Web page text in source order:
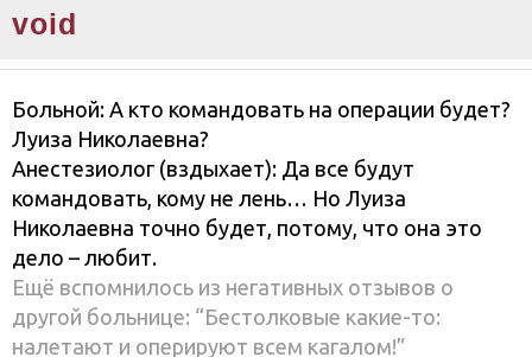
void
Больной: А кто командовать на операции будет?
Луиза Николаевна?
Анестезиолог (вздыхает): Да все будут
командовать, кому не лень… Но Луиза
Николаевна точно будет, потому, что она это
дело – любит.
Ещё вспомнилось из негативных отзывов о
другой больнице: “Бестолковые какие-то:
налетают и оперируют всем кагалом!”